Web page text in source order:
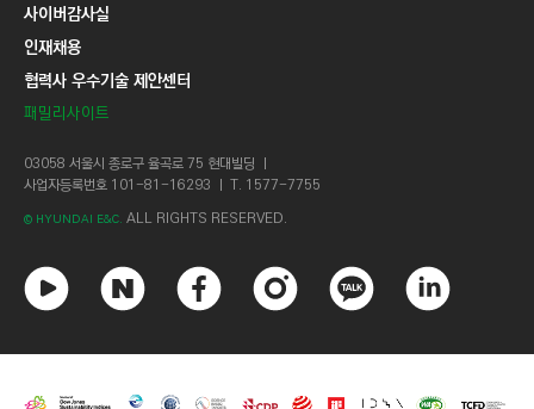
사이버감사실
인재채용
협력사 우수기술 제안센터
패밀리사이트
03058 서울시 종로구 율곡로 75 현대빌딩 ㅣ
사업자등록번호 101-81-16293 ㅣ T. 1577-7755
© HYUNDAI E&C. ALL RIGHTS RESERVED.
튜
브
이
이
스
스
타
카
오
크
드